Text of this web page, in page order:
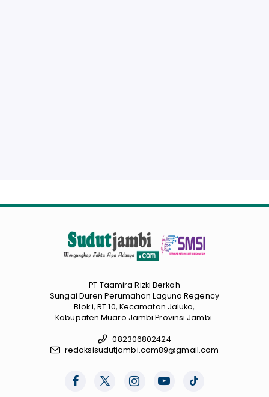
PT Taamira Rizki Berkah
Sungai Duren Perumahan Laguna Regency
Blok i, RT 10, Kecamatan Jaluko,
Kabupaten Muaro Jambi Provinsi Jambi.
082306802424
redaksisudutjambi.com89@gmail.com